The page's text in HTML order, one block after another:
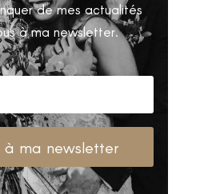
de mes actualités
à ma newsletter.
à ma newsletter